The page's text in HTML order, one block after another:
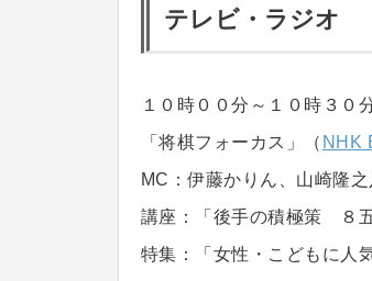
テレビ・ラジオ
１０時００分～１０時３０
「将棋フォーカス」（ NHK
MC：伊藤かりん、山崎隆
講座：「後手の積極策 ８
特集：「女性・こどもに人